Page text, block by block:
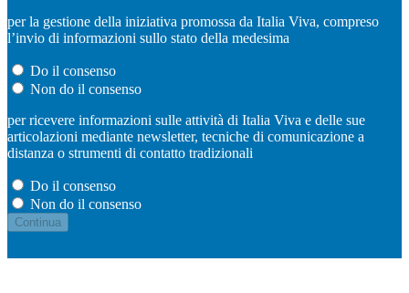
per la gestione della iniziativa promossa da Italia Viva, compreso
l’invio di informazioni sullo stato della medesima
Do il consenso
Non do il consenso
per ricevere informazioni sulle attività di Italia Viva e delle sue
articolazioni mediante newsletter, tecniche di comunicazione a
distanza o strumenti di contatto tradizionali
Do il consenso
Non do il consenso